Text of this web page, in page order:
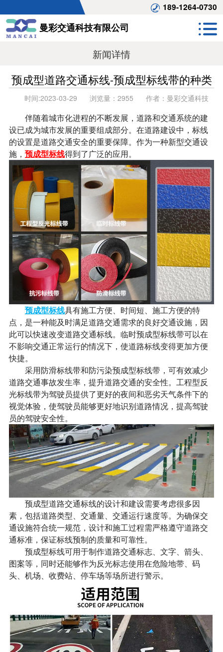
189-1264-0730
曼彩交通科技有限公司
新闻详情
预成型道路交通标线-预成型标线带的种类
时间:2023-03-29 浏览量： 2955 作者： 曼彩交通科技
伴随着城市化进程的不断发展，道路和交通系统的建
设已成为城市发展的重要组成部分。在道路建设中，标线
的设置是道路交通安全的重要保障。作为一种新型交通设
施， 预成型标线得到了广泛的应用。
预成型标线具有施工方便、时间短、施工方便的特
点，是一种能及时满足道路交通需求的良好交通设施，因
此可以快速改变道路交通标线。临时预成型标线带可以在
不影响交通正常运行的情况下，使道路标线变得更加方便
快捷。
采用防滑标线带和防污染预成型标线带，可有效减少
道路交通事故发生率，提升道路交通的安全性。工程型反
光标线带为驾驶员提供了更好的夜间和恶劣天气条件下的
视觉体验，使驾驶员能够更好地识别道路情况，提高驾驶
员的驾驶安全性。
预成型道路交通标线的设计和建设需要考虑很多因
素，包括道路类型、交通量、交通运行速度等。为确保交
通设施符合统一规范，设计和施工过程需严格遵守道路交
通标准，保证标线预制的质量和可靠性。
预成型标线可用于制作道路交通标志、文字、箭头、
图案等，同时还能够作为反光标志使用在危险地带、码
头、机场、收费站、停车场等场所进行警示。